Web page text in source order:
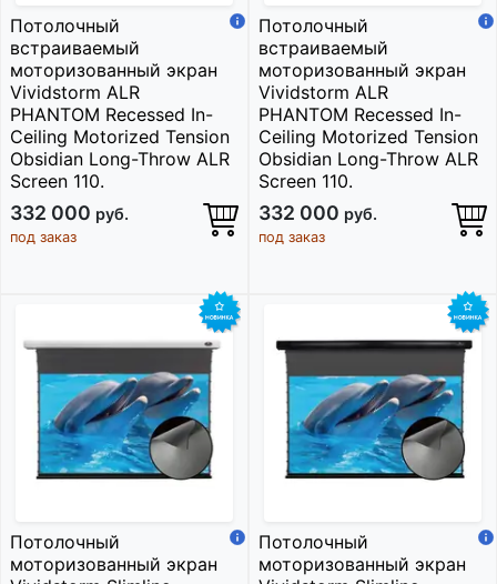
Потолочный
встраиваемый
моторизованный экран
Vividstorm ALR
PHANTOM Recessed In-
Ceiling Motorized Tension
Obsidian Long-Throw ALR
Screen 110.
332 000 руб.
под заказ
Потолочный
встраиваемый
моторизованный экран
Vividstorm ALR
PHANTOM Recessed In-
Ceiling Motorized Tension
Obsidian Long-Throw ALR
Screen 110.
332 000 руб.
под заказ
Потолочный
моторизованный экран
Потолочный
моторизованный экран